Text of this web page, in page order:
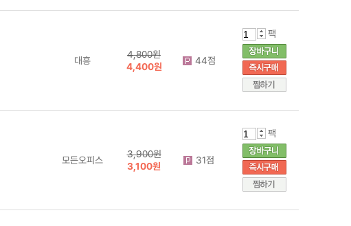
대흥
4,800원
4,400원
44점
팩
모든오피스
3,900원
3,100원
31점
팩